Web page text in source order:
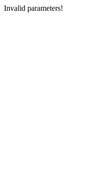
Invalid parameters!